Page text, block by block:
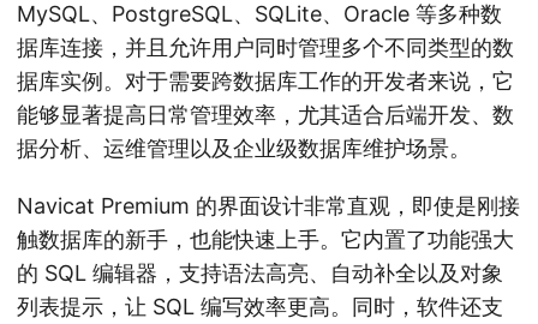
MySQL、PostgreSQL、SQLite、Oracle 等多种数
据库连接，并且允许用户同时管理多个不同类型的数
据库实例。对于需要跨数据库工作的开发者来说，它
能够显著提高日常管理效率，尤其适合后端开发、数
据分析、运维管理以及企业级数据库维护场景。
Navicat Premium 的界面设计非常直观，即使是刚接
触数据库的新手，也能快速上手。它内置了功能强大
的 SQL 编辑器，支持语法高亮、自动补全以及对象
列表提示，让 SQL 编写效率更高。同时，软件还支